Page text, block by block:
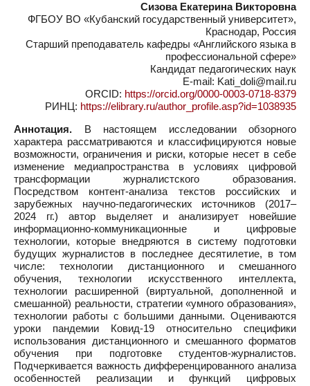
Сизова Екатерина Викторовна
ФГБОУ ВО «Кубанский государственный университет»,
Краснодар, Россия
Старший преподаватель кафедры «Английского языка в
профессиональной сфере»
Кандидат педагогических наук
E-mail: Kati_doli@mail.ru
ORCID: https://orcid.org/0000-0003-0718-8379
РИНЦ: https://elibrary.ru/author_profile.asp?id=1038935
Аннотация. В настоящем исследовании обзорного
характера рассматриваются и классифицируются новые
возможности, ограничения и риски, которые несет в себе
изменение медиапространства в условиях цифровой
трансформации журналистского образования.
Посредством контент-анализа текстов российских и
зарубежных научно-педагогических источников (2017–
2024 гг.) автор выделяет и анализирует новейшие
информационно-коммуникационные и цифровые
технологии, которые внедряются в систему подготовки
будущих журналистов в последнее десятилетие, в том
числе: технологии дистанционного и смешанного
обучения, технологии искусственного интеллекта,
технологии расширенной (виртуальной, дополненной и
смешанной) реальности, стратегии «умного образования»,
технологии работы с большими данными. Оцениваются
уроки пандемии Ковид-19 относительно специфики
использования дистанционного и смешанного форматов
обучения при подготовке студентов-журналистов.
Подчеркивается важность дифференцированного анализа
особенностей реализации и функций цифровых